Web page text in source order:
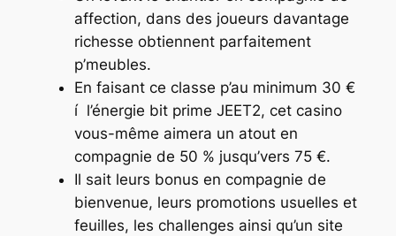
affection, dans des joueurs davantage
richesse obtiennent parfaitement
p’meubles.
En faisant ce classe p’au minimum 30 €
í l’énergie bit prime JEET2, cet casino
vous-même aimera un atout en
compagnie de 50 % jusqu’vers 75 €.
Il sait leurs bonus en compagnie de
bienvenue, leurs promotions usuelles et
feuilles, les challenges ainsi qu’un site